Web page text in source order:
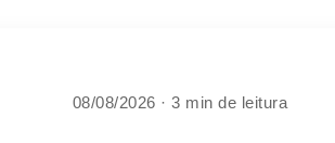
08/08/2026 · 3 min de leitura